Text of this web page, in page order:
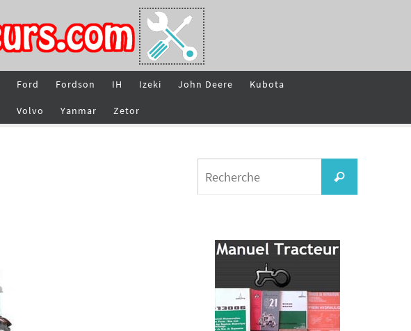
Ford Fordson IH Izeki John Deere Kubota
Volvo Yanmar Zetor
Recherche